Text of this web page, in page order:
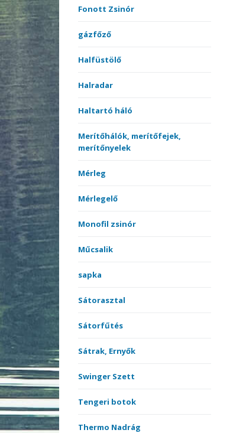
Fonott Zsinór
gázfőző
Halfüstölő
Halradar
Haltartó háló
Merítőhálók, merítőfejek,
merítőnyelek
Mérleg
Mérlegelő
Monofil zsinór
Műcsalik
sapka
Sátorasztal
Sátorfűtés
Sátrak, Ernyők
Swinger Szett
Tengeri botok
Thermo Nadrág